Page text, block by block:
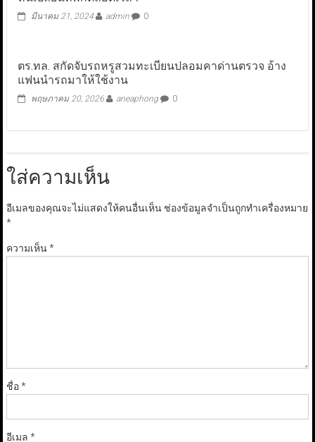
มีนาคม 21, 2024 admin 0
ตร.ทล. สกัดจับรถหรูสวมทะเบียนปลอมคาด่านตรวจ อ้าง
แฟนนำรถมาให้ใช้งาน
พฤษภาคม 20, 2026 aneaphong 0
ใส่ความเห็น
อีเมลของคุณจะไม่แสดงให้คนอื่นเห็น ช่องข้อมูลจำเป็นถูกทำเครื่องหมาย
*
ความเห็น*
ชื่อ*
อีเมล *